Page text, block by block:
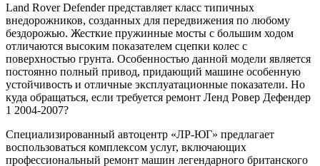
Land Rover Defender представляет класс типичных
внедорожников, созданных для передвижения по любому
бездорожью. Жесткие пружинные мосты с большим ходом
отличаются высоким показателем сцепки колес с
поверхностью грунта. Особенностью данной модели является
постоянно полный привод, придающий машине особенную
устойчивость и отличные эксплуатационные показатели. Но
куда обращаться, если требуется ремонт Ленд Ровер Дефендер
1 2004-2007?
Специализированный автоцентр «ЛР-ЮГ» предлагает
воспользоваться комплексом услуг, включающих
профессиональный ремонт машин легендарного британского